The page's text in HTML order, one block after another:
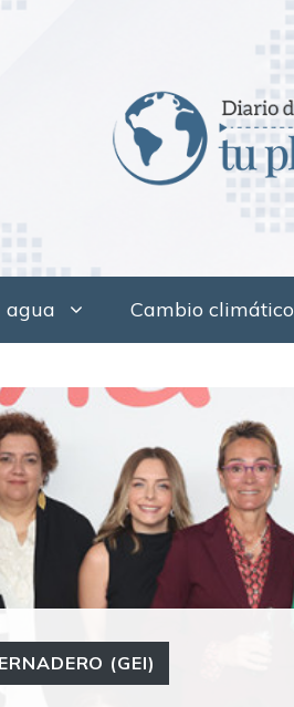
agua Cambio climático
(GEI)